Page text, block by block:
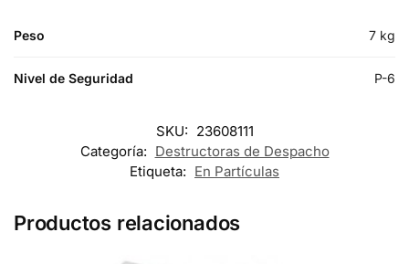
Peso 7 kg
Nivel de Seguridad P-6
SKU: 23608111
Categoría: Destructoras de Despacho
Etiqueta: En Partículas
Productos relacionados